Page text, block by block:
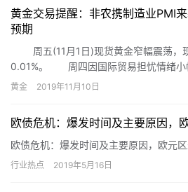
黄金交易提醒：非农携制造业PMI
预期
周五(11月1日)现货黄金窄幅震荡，
0.01%。 周四因国际贸易担忧情绪小
元关口。而随着周四晚间美国公布的一系
黄金 2019年11月10日
欧债危机：爆发时间及主要原因，
欧债危机：爆发时间及主要原因，欧元区
行业热点 2019年5月16日